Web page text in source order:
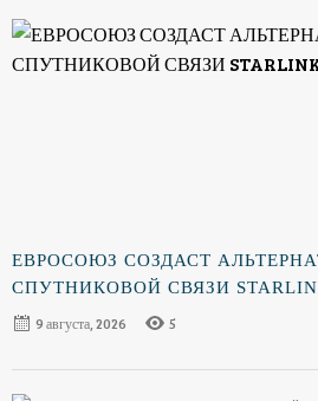
ЕВРОСОЮЗ СОЗДАСТ
СПУТНИКОВОЙ СВЯЗИ
9 августа, 2026
5